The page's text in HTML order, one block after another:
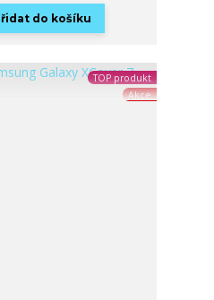
do košíku
TOP produkt
Akce